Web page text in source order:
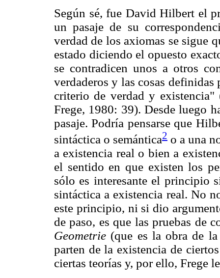
Según sé, fue David Hilbert el
un pasaje de su
verdad de los axiomas se sigue
estado diciendo el opuesto
se contradicen unos a otros
verdaderos y las cosas
criterio de verdad y
Frege, 1980: 39). Desde luego
pasaje. Podría pensarse que
sintáctica o semántica2 o a una
a existencia real o bien a
el sentido en que existen los
sólo es interesante el principio
sintáctica a existencia real. No
este principio, ni si dio
de paso, es que las pruebas de
Geometrie (que es la obra de
parten de la existencia de
ciertas teorías y, por ello, Frege